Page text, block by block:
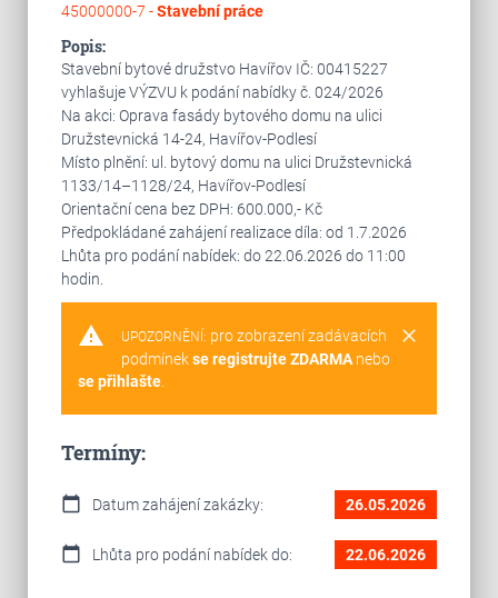
45000000-7 -Stavební práce
Popis:
Stavební bytové družstvo Havířov IČ: 00415227
vyhlašuje VÝZVU k podání nabídky č. 024/2026
Na akci: Oprava fasády bytového domu na ulici
Družstevnická 14-24, Havířov-Podlesí
Místo plnění: ul. bytový domu na ulici Družstevnická
1133/14–1128/24, Havířov-Podlesí
Orientační cena bez DPH: 600.000,- Kč
Předpokládané zahájení realizace díla: od 1.7.2026
Lhůta pro podání nabídek: do 22.06.2026 do 11:00
hodin.
warning clear
UPOZORNĚNÍ: pro zobrazení zadávacích
podmínekse registrujte ZDARMAnebo
se přihlašte.
Termíny:
calendar_today Datum zahájení zakázky: 26.05.2026
calendar_today Lhůta pro podání nabídek do: 22.06.2026